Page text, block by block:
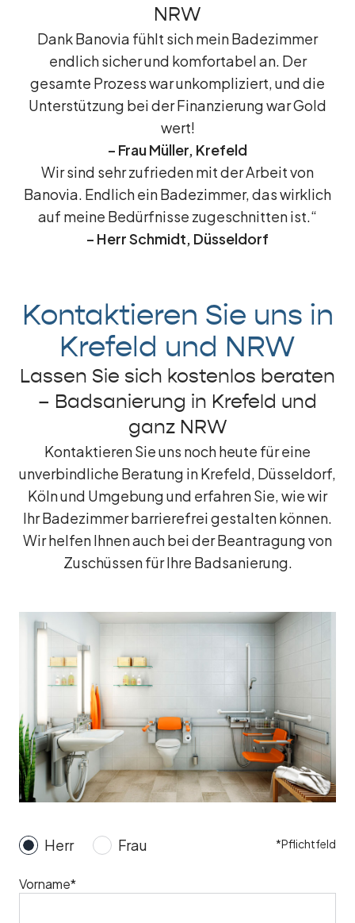
NRW
Dank Banovia fühlt sich mein Badezimmer
endlich sicher und komfortabel an. Der
gesamte Prozess war unkompliziert, und die
Unterstützung bei der Finanzierung war Gold
wert!
– Frau Müller, Krefeld
Wir sind sehr zufrieden mit der Arbeit von
Banovia. Endlich ein Badezimmer, das wirklich
auf meine Bedürfnisse zugeschnitten ist.“
– Herr Schmidt, Düsseldorf
Kontaktieren Sie uns in
Krefeld und NRW
Lassen Sie sich kostenlos beraten
– Badsanierung in Krefeld und
ganz NRW
Kontaktieren Sie uns noch heute für eine
unverbindliche Beratung in Krefeld, Düsseldorf,
Köln und Umgebung und erfahren Sie, wie wir
Ihr Badezimmer barrierefrei gestalten können.
Wir helfen Ihnen auch bei der Beantragung von
Zuschüssen für Ihre Badsanierung.
Herr Frau *Pflichtfeld
Vorname*